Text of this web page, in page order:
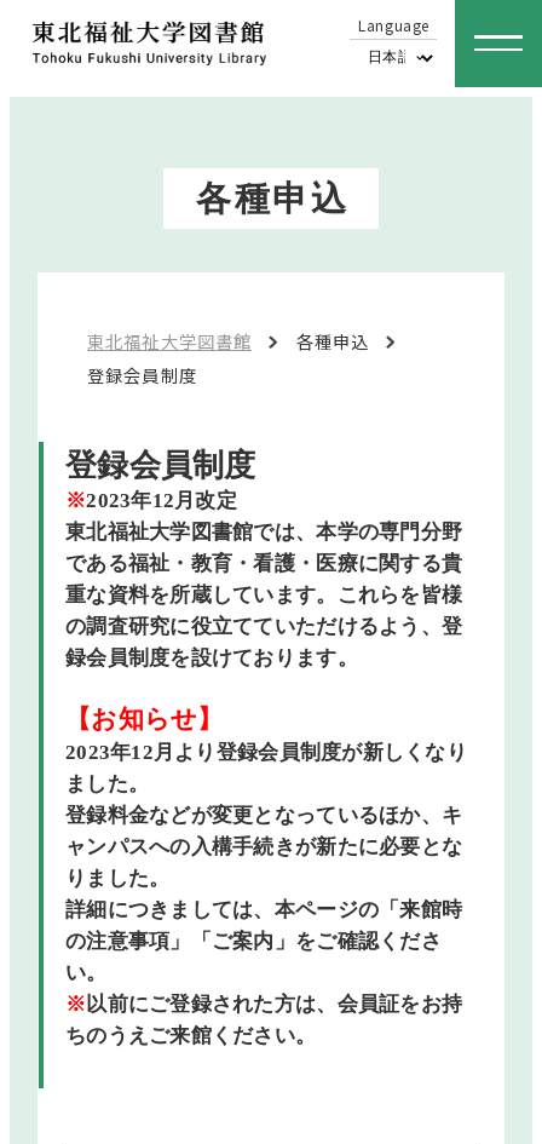
Language
利用方法
情報検索
各種申込
東北福祉大学図書館
各種申込
登録会員制度
登録会員制度
※2023年12月改定
東北福祉大学図書館では、本学の専門分野
である福祉・教育・看護・医療に関する貴
重な資料を所蔵しています。これらを皆様
の調査研究に役立てていただけるよう、登
録会員制度を設けております。
【お知らせ】
2023年12月より登録会員制度が新しくなり
ました。
登録料金などが変更となっているほか、キ
ャンパスへの入構手続きが新たに必要とな
りました。
詳細につきましては、本ページの「来館時
の注意事項」「ご案内」をご確認くださ
い。
※以前にご登録された方は、会員証をお持
ちのうえご来館ください。